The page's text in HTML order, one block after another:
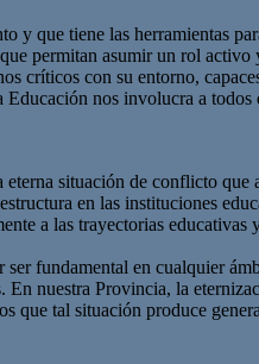
y que tiene las herramientas
permitan asumir un rol activo
críticos con su entorno,
nos involucra a todos
situación de conflicto
en las instituciones
a las trayectorias
fundamental en cualquier
nuestra Provincia, la
que tal situación produce